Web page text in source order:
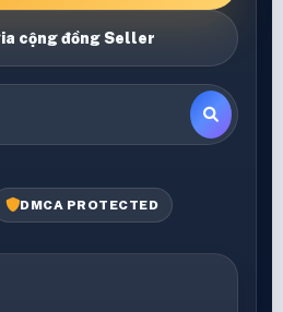
cộng đồng Seller
DMCA PROTECTED